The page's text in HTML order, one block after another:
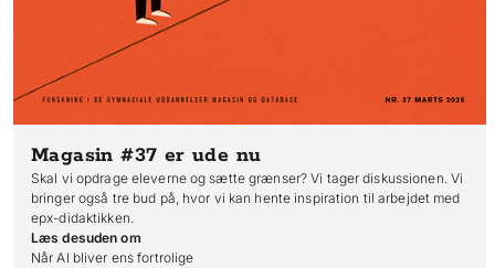
Magasin #37 er ude nu
Skal vi opdrage eleverne og sætte grænser? Vi tager diskussionen. Vi
bringer også tre bud på, hvor vi kan hente inspiration til arbejdet med
epx-didaktikken.
Læs desuden om
Når AI bliver ens fortrolige